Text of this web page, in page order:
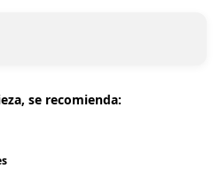
se recomienda: